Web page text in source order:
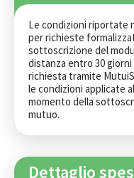
Le condizioni riportate
per richieste
sottoscrizione del
distanza entro 30
richiesta tramite
le condizioni applicate
momento della
mutuo.
Dettaglio